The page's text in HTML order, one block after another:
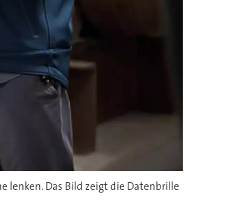
lenken. Das Bild zeigt die Datenbrille